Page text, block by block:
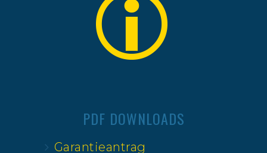
PDF DOWNLOADS
Garantieantrag